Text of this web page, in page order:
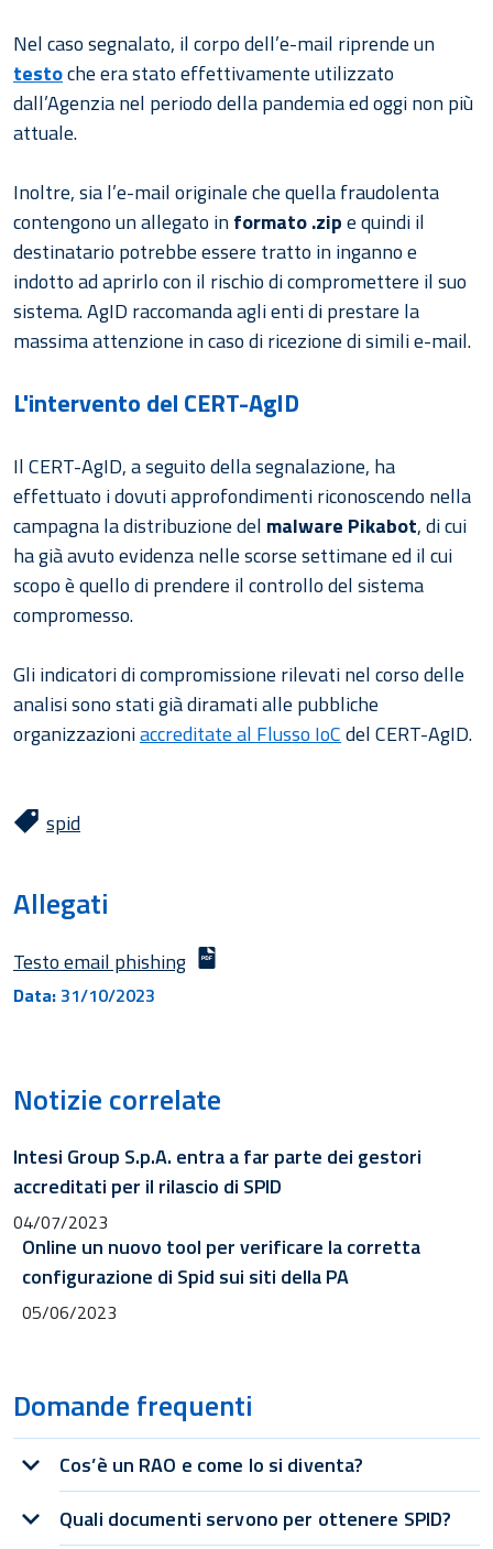
Nel caso segnalato, il corpo dell’e-mail riprende un
testoche era stato effettivamente utilizzato
dall’Agenzia nel periodo della pandemia ed oggi non più
attuale.
Inoltre, sia l’e-mail originale che quella fraudolenta
contengono un allegato informato .zipe quindi il
destinatario potrebbe essere tratto in inganno e
indotto ad aprirlo con il rischio di compromettere il suo
sistema. AgID raccomanda agli enti di prestare la
massima attenzione in caso di ricezione di simili e-mail.
L'intervento del CERT-AgID
Il CERT-AgID, a seguito della segnalazione, ha
effettuato i dovuti approfondimenti riconoscendo nella
campagna la distribuzione del malware Pikabot, di cui
ha già avuto evidenza nelle scorse settimane ed il cui
scopo è quello di prendere il controllo del sistema
compromesso.
Gli indicatori di compromissione rilevati nel corso delle
analisi sono stati già diramati alle pubbliche
organizzazioniaccreditate al Flusso IoCdel CERT-AgID.
spid
Allegati
Testo email phishing
Data 31/10/2023
Notizie correlate
Intesi Group S.p.A. entra a far parte dei gestori
accreditati per il rilascio di SPID
04/07/2023
Online un nuovo tool per verificare la corretta
configurazione di Spid sui siti della PA
05/06/2023
Domande frequenti
Cos’è un RAO e come lo si diventa?
Quali documenti servono per ottenere SPID?